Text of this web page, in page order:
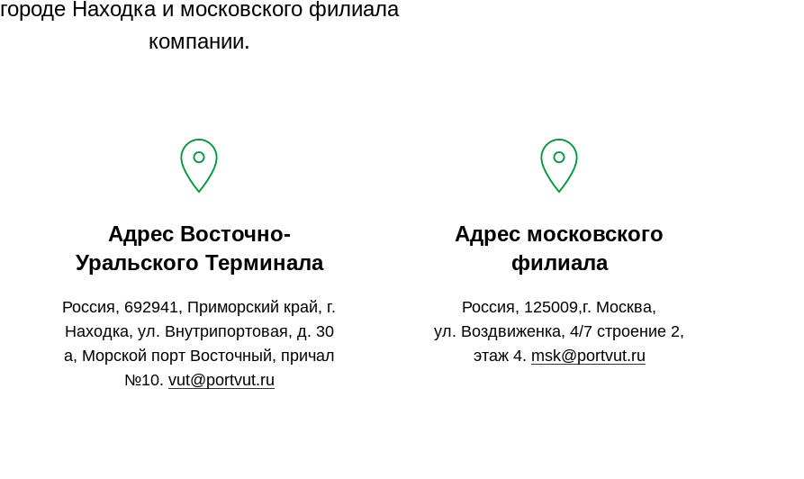
городе Находка и московского филиала
компании.
Адрес Восточно-
Уральского Терминала
Россия, 692941, Приморский край, г.
Находка, ул. Внутрипортовая, д. 30
а, Морской порт Восточный, причал
№10. vut@portvut.ru
Адрес московского
филиала
Россия, 125009,г. Москва,
ул. Воздвиженка, 4/7 строение 2,
этаж 4. msk@portvut.ru